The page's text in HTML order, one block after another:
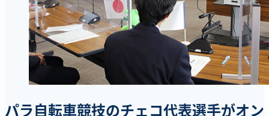
パラ自転車競技のチェコ代表選手がオン